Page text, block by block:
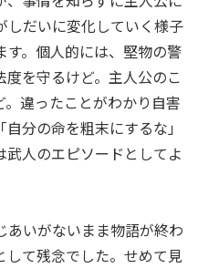
しだいに変化していく様子
。個人的には、堅物の警
を守るけど。主人公のこ
違ったことがわかり自害
分の命を粗末にするな」
武人のエピソードとしてよ
いがないまま物語が終わ
して残念でした。せめて見